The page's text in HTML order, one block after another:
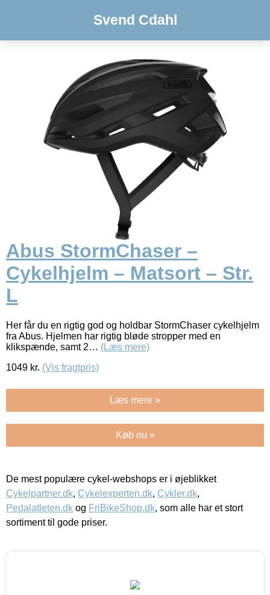
Svend Cdahl
Abus StormChaser –
Cykelhjelm – Matsort – Str.
L
Her får du en rigtig god og holdbar StormChaser cykelhjelm
fra Abus. Hjelmen har rigtig bløde stropper med en
klikspænde, samt 2… (Læs mere)
1049 kr. (Vis fragtpris)
Læs mere »
Køb nu »
De mest populære cykel-webshops er i øjeblikket
Cykelpartner.dk, Cykelexperten.dk, Cykler.dk,
Pedalatleten.dk og FriBikeShop.dk, som alle har et stort
sortiment til gode priser.